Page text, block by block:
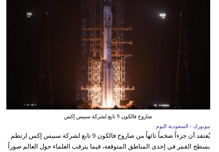
صاروخ فالكون 9 تابع لشركة سبيس إكس
نيويورك - السعودية اليوم
يُعتقد أن جزءاً ضخماً تائهاً من صاروخ فالكون 9 تابع لشركة سبيس إكس ارتطم
بسطح القمر في إحدى المناطق المتوقعة، فيما يترقب العلماء حول العالم صوراً